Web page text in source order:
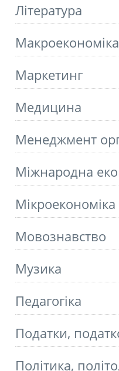
Літературa
Макроекономіка
Маркетинг
Медицина
Менеджмент
Міжнародна
Мікроекономіка
Мовознавство
Музика
Педагогіка
Податки,
Політика,